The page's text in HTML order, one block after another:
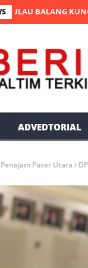
KUNCI
ADVEDTORIAL
Penajam Paser Utara